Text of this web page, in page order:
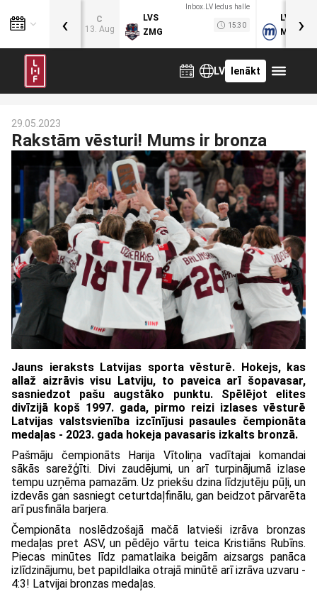
C
13. Aug
Inbox.LV ledus halle
LVS
ZMG
15:30
LVB
MOG
‹ ›
LV Ienākt
29.05.2023
Rakstām vēsturi! Mums ir bronza
Jauns ieraksts Latvijas sporta vēsturē. Hokejs, kas
allaž aizrāvis visu Latviju, to paveica arī šopavasar,
sasniedzot pašu augstāko punktu. Spēlējot elites
divīzijā kopš 1997. gada, pirmo reizi izlases vēsturē
Latvijas valstsvienība izcīnījusi pasaules čempionāta
medaļas - 2023. gada hokeja pavasaris izkalts bronzā.
Pašmāju čempionāts Harija Vītoliņa vadītajai komandai
sākās sarežģīti. Divi zaudējumi, un arī turpinājumā izlase
tempu uzņēma pamazām. Uz priekšu dzina līdzjutēju pūļi, un
izdevās gan sasniegt ceturtdaļfinālu, gan beidzot pārvarēta
arī pusfināla barjera.
Čempionāta noslēdzošajā mačā latvieši izrāva bronzas
medaļas pret ASV, un pēdējo vārtu teica Kristiāns Rubīns.
Piecas minūtes līdz pamatlaika beigām aizsargs panāca
izlīdzinājumu, bet papildlaika otrajā minūtē arī izrāva uzvaru -
4:3! Latvijai bronzas medaļas.